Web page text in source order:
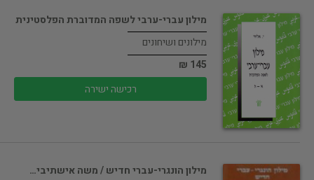
מילון עברי-ערבי לשפה המדוברת הפלסטינית
מילונים ושיחונים
145 ₪
רכישה ישירה
מילון הונגרי-עברי חדיש / משה אישתיבי…